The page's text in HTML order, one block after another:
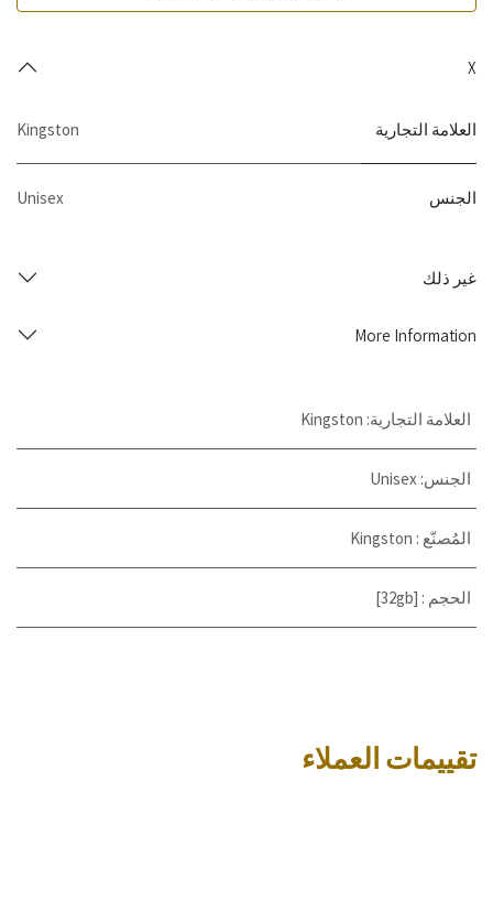
X
العلامة التجارية Kingston
الجنس Unisex
غير ذلك
More Information
العلامة التجارية:
Kingston
الجنس:
Unisex
المُصنّع :
Kingston
الحجم :
[32gb]
تقييمات العملاء